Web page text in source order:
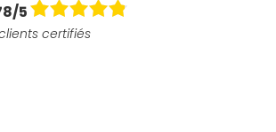
5
certifiés